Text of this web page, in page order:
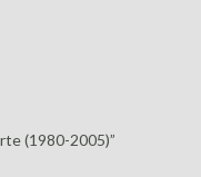
(1980-2005)”